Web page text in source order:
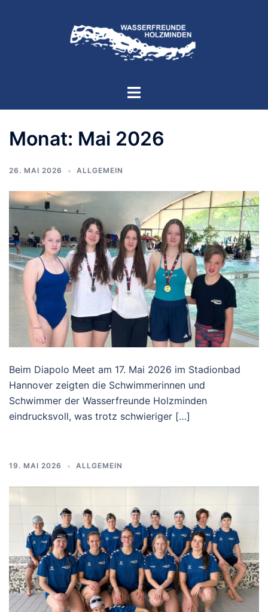
Menü
Monat: Mai 2026
26. MAI 2026 ALLGEMEIN
Beim Diapolo Meet am 17. Mai 2026 im Stadionbad
Hannover zeigten die Schwimmerinnen und
Schwimmer der Wasserfreunde Holzminden
eindrucksvoll, was trotz schwieriger […]
19. MAI 2026 ALLGEMEIN